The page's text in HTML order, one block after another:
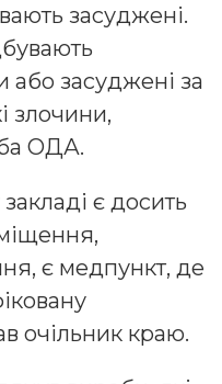
засуджені.
або засуджені за
злочини,
ОДА.
є досить
є медпункт, де
очільник краю.